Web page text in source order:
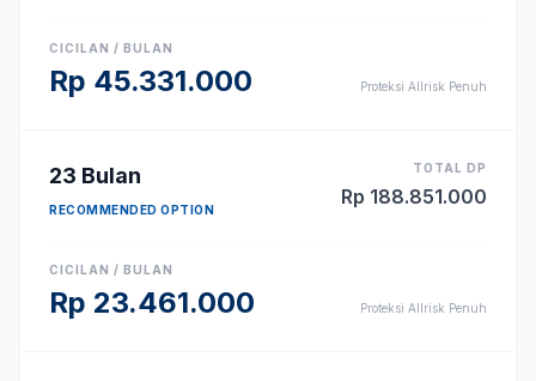
CICILAN / BULAN
Rp 45.331.000 Proteksi Allrisk Penuh
23 Bulan
RECOMMENDED OPTION
TOTAL DP
Rp 188.851.000
CICILAN / BULAN
Rp 23.461.000 Proteksi Allrisk Penuh